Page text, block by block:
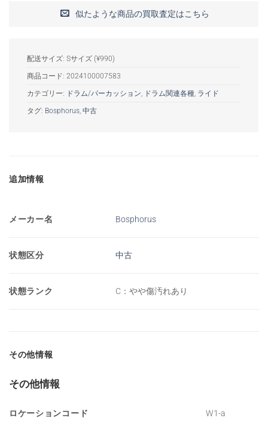
似たような商品の買取査定はこちら
配送サイズ: Sサイズ (¥990)
商品コード: 2024100007583
カテゴリー: ドラム/パーカッション, ドラム関連各種, ライド
タグ: Bosphorus, 中古
追加情報
メーカー名 Bosphorus
状態区分 中古
状態ランク C：やや傷汚れあり
その他情報
その他情報
ロケーションコード W1-a